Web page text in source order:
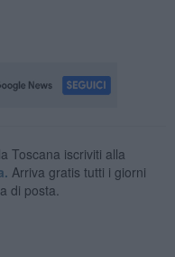
Toscana iscriviti alla
Arriva gratis tutti i giorni
di posta.